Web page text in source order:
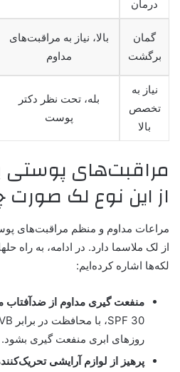
درمان
گمان
برگشت
بالا، نیاز به مراقبت‌های
مداوم
نیاز به
تخصص
بالا
بله، تحت نظر دکتر
پوست
مراقبت‌های پوستی
از این نوع لک
مراعات مداوم و منظم مراقبت‌های
از لک ملاسما دارد. در ادامه، به راه
لکه‌ها اشاره کرده‌ایم:
منفعت گیری مداوم از
روزهای ابری منفعت گیری بشود.
پرهیز از لوازم آرایشی